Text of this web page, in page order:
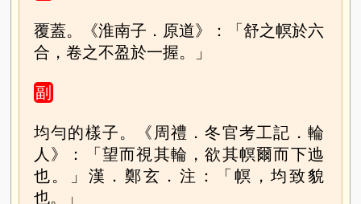
覆蓋。《淮南子．原道》：「舒之幎於六
合，卷之不盈於一握。」
副
均勻的樣子。《周禮．冬官考工記．輪
人》：「望而視其輪，欲其幎爾而下迆
也。」漢．鄭玄．注：「幎，均致貌
也。」